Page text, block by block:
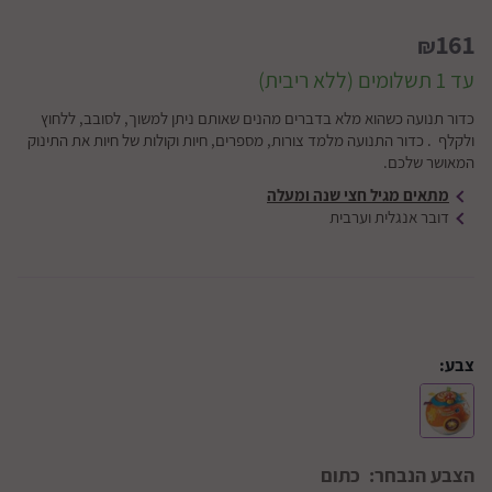
₪161
עד 1 תשלומים (ללא ריבית)
כדור תנועה כשהוא מלא בדברים מהנים שאותם ניתן למשוך, לסובב, ללחוץ
ולקלף . כדור התנועה מלמד צורות, מספרים, חיות וקולות של חיות את התינוק
המאושר שלכם.
מתאים מגיל חצי שנה ומעלה
דובר אנגלית וערבית
צבע:
הצבע הנבחר: כתום